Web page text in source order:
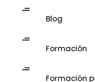
Blog
Formación
Formación